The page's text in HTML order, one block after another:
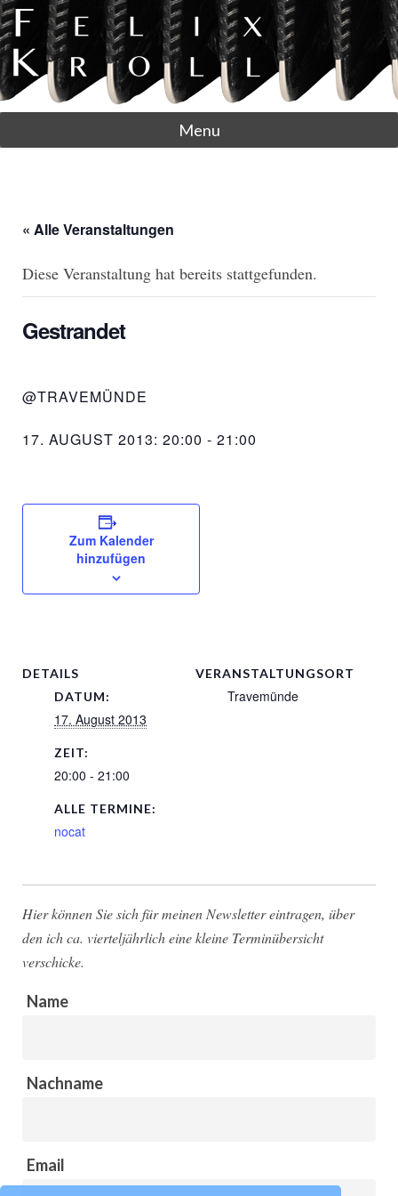
Menu
« Alle Veranstaltungen
Diese Veranstaltung hat bereits stattgefunden.
Gestrandet
@TRAVEMÜNDE
17. AUGUST 2013: 20:00 - 21:00
Zum Kalender
hinzufügen
DETAILS
DATUM:
17. August 2013
ZEIT:
20:00 - 21:00
ALLE TERMINE:
nocat
VERANSTALTUNGSORT
Travemünde
Hier können Sie sich für meinen Newsletter eintragen, über
den ich ca. vierteljährlich eine kleine Terminübersicht
verschicke.
Name
Nachname
Email